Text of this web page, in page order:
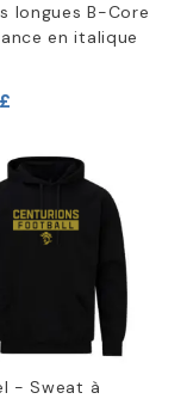
longues B-Core
en italique
- Sweat à